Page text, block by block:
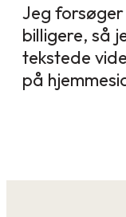
Jeg forsøger
billigere, så
tekstede
på